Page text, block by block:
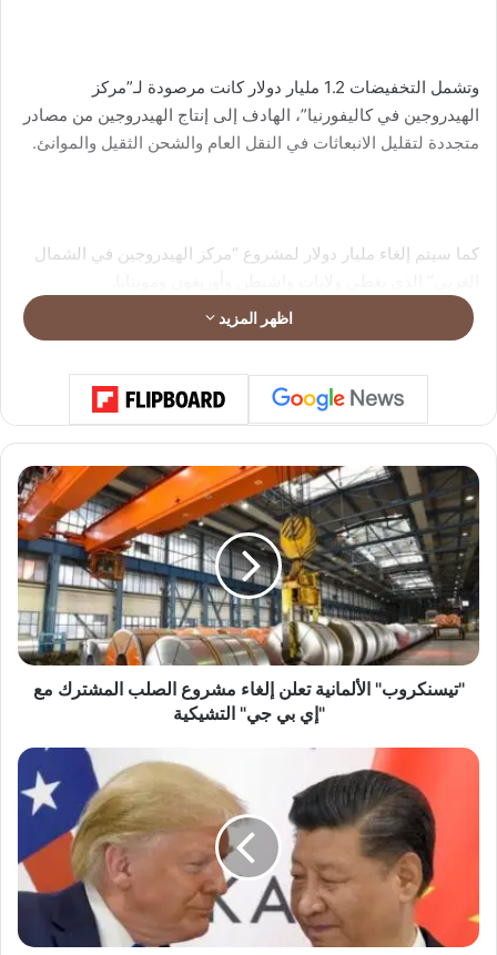
وتشمل التخفيضات 1.2 مليار دولار كانت مرصودة لـ”مركز
الهيدروجين في كاليفورنيا”، الهادف إلى إنتاج الهيدروجين من مصادر
متجددة لتقليل الانبعاثات في النقل العام والشحن الثقيل والموانئ.
كما سيتم إلغاء مليار دولار لمشروع “مركز الهيدروجين في الشمال
وكان البيت الأبيض قد أعلن العام الماضي عن استثمار إجمالي
يقارب 7 مليارات دولار لإنشاء 7 مراكز للهيدروجين في أنحاء البلاد،
في إطار خطط إدارة بايدن لدعم الطاقة النظيفة.
اظهر المزيد
"
ت
ي
س
ك
ر
و
ب
أ
ت
ع
"تيسنكروب" الألمانية تعلن إلغاء مشروع الصلب المشترك مع
"إي بي جي" التشيكية
أ
ت
و